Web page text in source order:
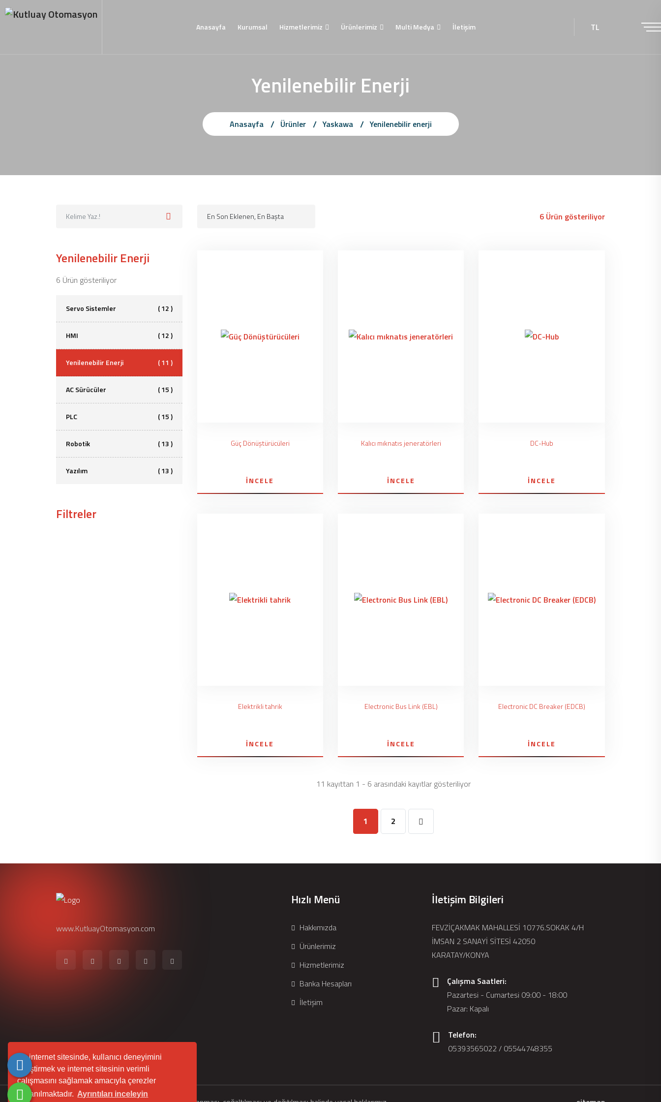
Bu internet sitesinde, kullanıcı deneyimini
geliştirmek ve internet sitesinin verimli
çalışmasını sağlamak amacıyla çerezler
kullanılmaktadır. Ayrıntıları inceleyin
Anasayfa Kurumsal Hizmetlerimiz Ürünlerimiz Multi Medya İletişim TL
Yenilenebilir Enerji
Anasayfa Ürünler Yaskawa Yenilenebilir enerji
Yenilenebilir Enerji
6 Ürün gösteriliyor
Servo Sistemler ( 12 )
HMI ( 12 )
Yenilenebilir Enerji ( 11 )
AC Sürücüler ( 15 )
PLC ( 15 )
Robotik ( 13 )
Yazılım ( 13 )
Filtreler
6 Ürün gösteriliyor
Güç Dönüştürücüleri
İNCELE
Kalıcı mıknatıs jeneratörleri
İNCELE
DC-Hub
İNCELE
Elektrikli tahrik
İNCELE
Electronic Bus Link (EBL)
İNCELE
Electronic DC Breaker (EDCB)
İNCELE
11 kayıttan 1 - 6 arasındaki kayıtlar gösteriliyor
1 2
www.KutluayOtomasyon.com
Hızlı Menü
Hakkımızda
Ürünlerimiz
Hizmetlerimiz
Banka Hesapları
İletişim
İletişim Bilgileri
FEVZİÇAKMAK MAHALLESİ 10776.SOKAK 4/H
İMSAN 2 SANAYİ SİTESİ 42050
KARATAY/KONYA
Çalışma Saatleri:
Pazartesi - Cumartesi 09:00 - 18:00
Pazar: Kapalı
Telefon:
05393565022 / 05544748355